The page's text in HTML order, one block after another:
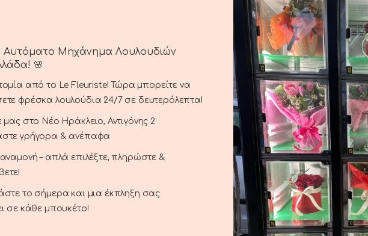
DESCRIPTION ADDITIONAL INFORMATION SHIPPING & DELIVERY
(Peruvian lily) and roses
Αυτόματο Μηχάνημα Λουλουδιών
🌸
από το Le Fleuriste! Τώρα μπορείτε να
φρέσκα λουλούδια 24/7 σε δευτερόλεπτα!
μας στο Νέο Ηράκλειο, Αντιγόνης 2
γρήγορα & ανέπαφα
αναμονή – απλά επιλέξτε, πληρώστε &
το σήμερα και μια έκπληξη σας
σε κάθε μπουκέτο!